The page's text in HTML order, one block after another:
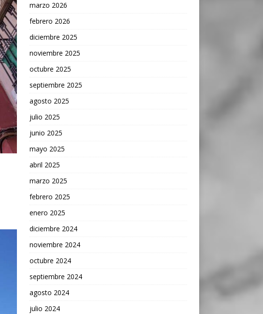
marzo 2026
febrero 2026
diciembre 2025
noviembre 2025
octubre 2025
septiembre 2025
agosto 2025
julio 2025
junio 2025
mayo 2025
abril 2025
marzo 2025
febrero 2025
enero 2025
diciembre 2024
noviembre 2024
octubre 2024
septiembre 2024
agosto 2024
julio 2024